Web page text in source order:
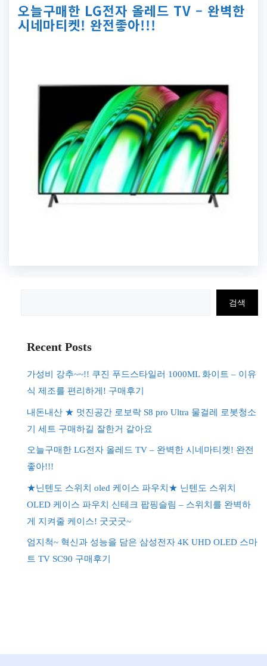
오늘구매한 LG전자 올레드 TV – 완벽한
시네마티켓! 완전좋아!!!
검색
Recent Posts
가성비 강추~~!! 쿠진 푸드스타일러 1000ML 화이트 – 이유
식 제조를 편리하게! 구매후기
내돈내산 ★ 멋진공간 로보락 S8 pro Ultra 물걸레 로봇청소
기 세트 구매하길 잘한거 같아요
오늘구매한 LG전자 올레드 TV – 완벽한 시네마티켓! 완전
좋아!!!
★닌텐도 스위치 oled 케이스 파우치★ 닌텐도 스위치
OLED 케이스 파우치 신테크 팝핑슬림 – 스위치를 완벽하
게 지켜줄 케이스! 굿굿굿~
엄지척~ 혁신과 성능을 담은 삼성전자 4K UHD OLED 스마
트 TV SC90 구매후기